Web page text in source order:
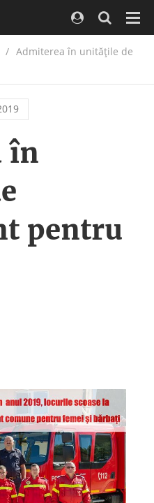
/ Admiterea în unităţile de
în
pentru